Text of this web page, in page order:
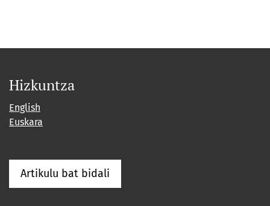
Hizkuntza
English
Euskara
Artikulu bat bidali